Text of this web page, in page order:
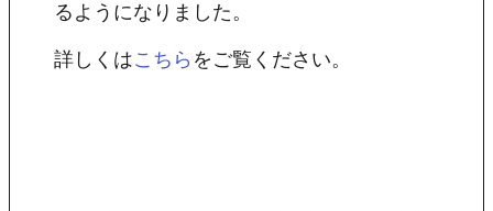
るようになりました。
詳しくはこちら をご覧ください。